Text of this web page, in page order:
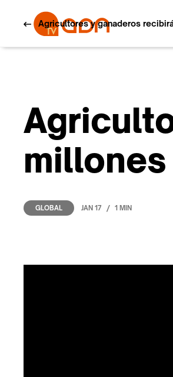
Agricultores y ganaderos
millones
GLOBAL JAN 17 / 1 MIN